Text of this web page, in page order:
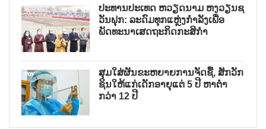
ປະທານປະເທດ ຫວຽດນາມ ຫງວຽນຊ
ວັນຟຸກ: ລະດົມທຸກແຫຼ່ງກຳລັງເພື່ອ
ພັດທະນາເສດຖະກິດກະສິກຳ
ສຸມໃສ່ຜັນຂະຫຍາຍການຈັດຊື້, ສັກວັກ
ຊິນໃຫ້ແກ່ເດັກອາຍຸແຕ່ 5 ປີ ຫາຕ່ຳ
ກວ່າ 12 ປີ